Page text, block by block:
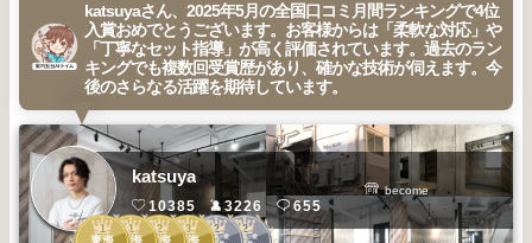
katsuyaさん、2025年5月の全国口コミ月間ランキングで4位
入賞おめでとうございます。お客様からは「柔軟な対応」や
「丁寧なセット指導」が高く評価されています。過去のラン
キングでも複数回受賞歴があり、確かな技術が伺えます。今
後のさらなる活躍を期待しています。
1
東海
1
東海
2
東海
3
東海
2
名駅・栄・金
2
名駅・栄・金
katsuya
10385 3226 655
become